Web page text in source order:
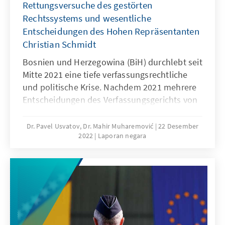
Rettungsversuche des gestörten
Rechtssystems und wesentliche
Entscheidungen des Hohen Repräsentanten
Christian Schmidt
Bosnien und Herzegowina (BiH) durchlebt seit
Mitte 2021 eine tiefe verfassungsrechtliche
und politische Krise. Nachdem 2021 mehrere
Entscheidungen des Verfassungsgerichts von
Entscheidung des Hohen Repräsentanten für
BiH (HR BiH) zur Frage des Staatseigentums
ergangen waren, hat es auf der
gesamtstaatlichen Ebene keine nennenswerte
gesetzgeberische Aktivität gegeben. Damit
sind das Parlament und die Regierung von BiH
ihren gesetzlichen Aufgaben nicht
Dr. Pavel Usvatov, Dr. Mahir Muharemović 22 Desember
2022
Laporan negara